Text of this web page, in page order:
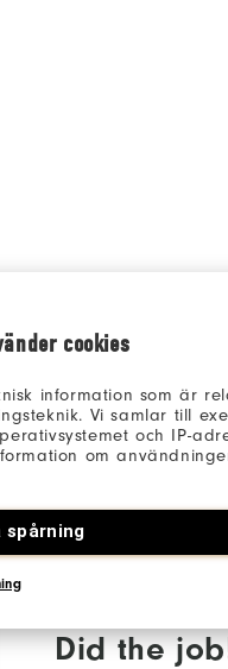
cookies
information som är
Vi samlar till
och IP-
om
spårning
Did the
Jon
Verifierad köpare